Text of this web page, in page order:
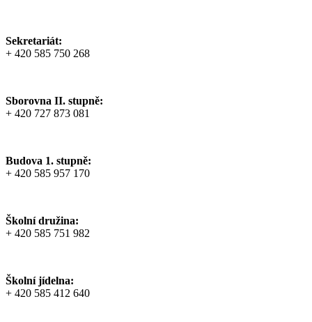
Sekretariát:
+ 420 585 750 268
Sborovna II. stupně:
+ 420 727 873 081
Budova 1. stupně:
+ 420 585 957 170
Školní družina:
+ 420 585 751 982
Školní jídelna:
+ 420 585 412 640